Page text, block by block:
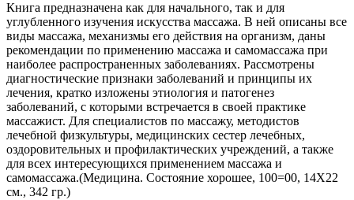
Книга предназначена как для начального, так и для
углубленного изучения искусства массажа. В ней описаны все
виды массажа, механизмы его действия на организм, даны
рекомендации по применению массажа и самомассажа при
наиболее распространенных заболеваниях. Рассмотрены
диагностические признаки заболеваний и принципы их
лечения, кратко изложены этиология и патогенез
заболеваний, с которыми встречается в своей практике
массажист. Для специалистов по массажу, методистов
лечебной физкультуры, медицинских сестер лечебных,
оздоровительных и профилактических учреждений, а также
для всех интересующихся применением массажа и
самомассажа.(Медицина. Состояние хорошее, 100=00, 14Х22
см., 342 гр.)